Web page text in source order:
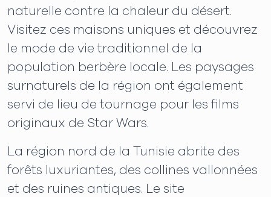
naturelle contre la chaleur du désert.
Visitez ces maisons uniques et découvrez
le mode de vie traditionnel de la
population berbère locale. Les paysages
surnaturels de la région ont également
servi de lieu de tournage pour les films
originaux de Star Wars.
La région nord de la Tunisie abrite des
forêts luxuriantes, des collines vallonnées
et des ruines antiques. Le site